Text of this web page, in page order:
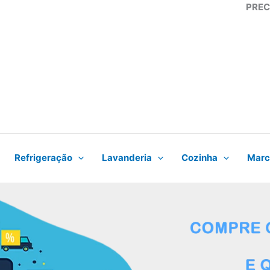
Refrigeração Lavanderia Cozinha